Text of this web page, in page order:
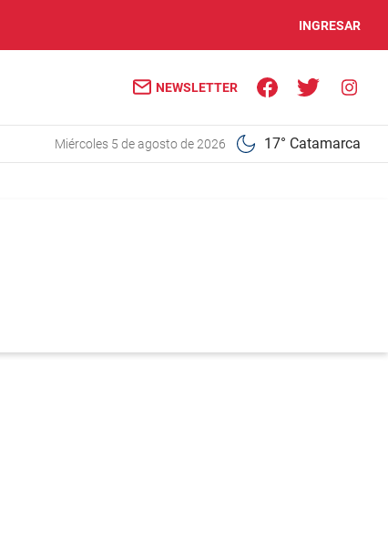
INGRESAR
NEWSLETTER
miércoles 5 de agosto de 2026 17° Catamarca